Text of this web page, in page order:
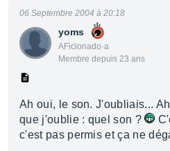
yoms
AFicionado·a
Membre depuis 23 ans
06 Septembre 2004 à 20:18
Ah oui, le son. J'oubliais...
que j'oublie : quel son ?
c'est pas permis et ça ne